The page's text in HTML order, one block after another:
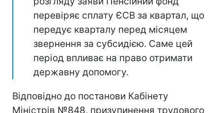
перевіряє сплату ЄСВ за квартал, що
передує кварталу перед місяцем
звернення за субсидією. Саме цей
період впливає на право отримати
державну допомогу.
Відповідно до постанови Кабінету
Міністрів №848, призупинення трудового